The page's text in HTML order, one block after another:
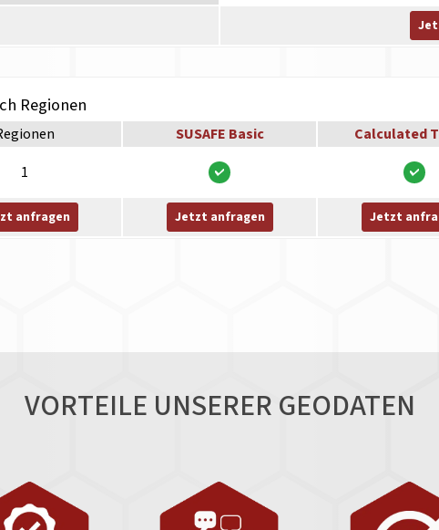
Regionen
SUSAFE Basic Calculated
1
anfragen Jetzt anfragen Jetzt
VORTEILE UNSERER GEODATEN